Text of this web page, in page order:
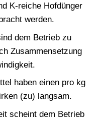
K-reiche Hofdünger
werden.
dem Betrieb zu
Zusammensetzung
haben einen pro kg
(zu) langsam.
scheint dem Betrieb